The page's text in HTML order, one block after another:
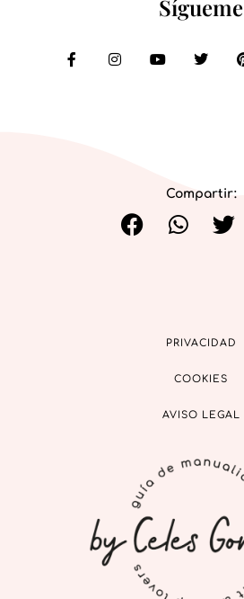
Sígueme
Compartir:
PRIVACIDAD
COOKIES
AVISO LEGAL